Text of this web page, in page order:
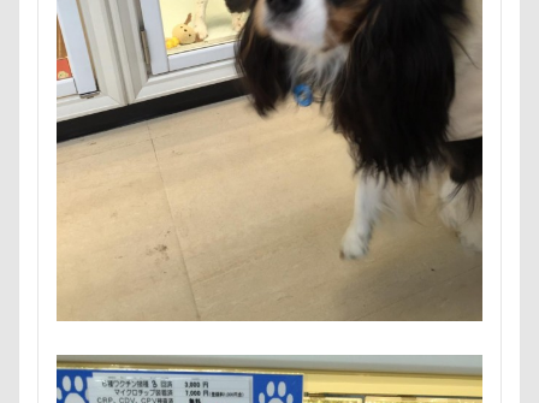
ノートパソコン
ノキアちゃん
ノエルちゃん
ノアちゃん
ネットワークカメラ
ネットカメラ
ネコ大好き
ネクタイピン
ネクスガード スペクトラ
ハイジの里
ニュートロ ナチュラルチョイス
ニット
ニコちゃん
ナルちゃん
ナナちゃん
ナッキーくん
バスタブキャバリア
バウンサー
バイ貝
三井アウトレットパーク
万座毛
万が一の備え
七夕
一発芸
ヴィーナスフォート
ヴィンテージ
ワークショップ
中島フィールズ
代々木公園ドッグラン
作品レビューコメント
体調不良
佐久穂町
似顔絵
人をダメにするクッション
二足立ち